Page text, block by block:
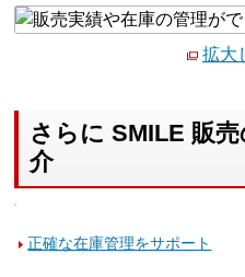
拡大
さらに SMILE 販
介
正確な在庫管理をサポート